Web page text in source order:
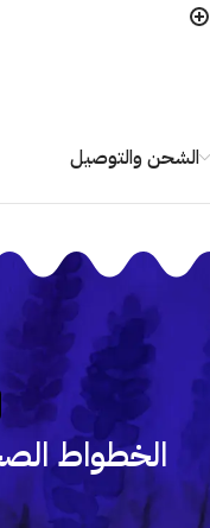
الشحن والتوصيل
الخطواط